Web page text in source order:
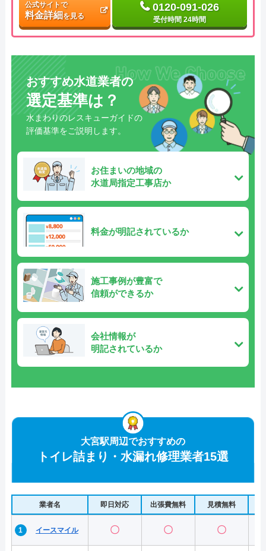
公式サイトで
料金詳細を見る
0120-091-026
受付時間 24時間
おすすめ水道業者の
選定基準は？
水まわりのレスキューガイドの
評価基準をご説明します。
お住まいの地域の
水道局指定工事店か
料金が明記されているか
施工事例が豊富で
信頼ができるか
会社情報が
明記されているか
大宮駅周辺でおすすめの
トイレ詰まり・水漏れ修理業者15選
業者名 即日対応 出張費無料 見積無料
イースマイル 〇 〇 〇